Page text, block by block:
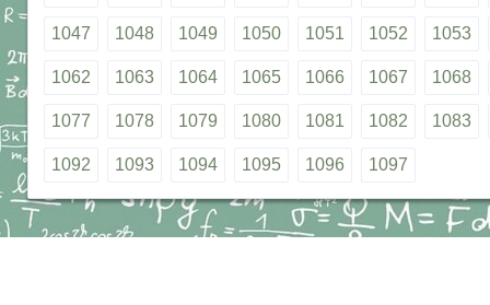
1047 1048 1049 1050 1051 1052 1053
1062 1063 1064 1065 1066 1067 1068
1077 1078 1079 1080 1081 1082 1083
1092 1093 1094 1095 1096 1097